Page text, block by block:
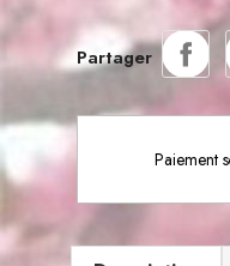
Partager
Paiement